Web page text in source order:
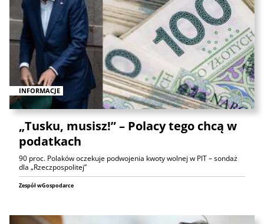
INFORMACJE
„Tusku, musisz!” – Polacy tego chcą w
podatkach
90 proc. Polaków oczekuje podwojenia kwoty wolnej w PIT – sondaż
dla „Rzeczpospolitej”
Zespół wGospodarce